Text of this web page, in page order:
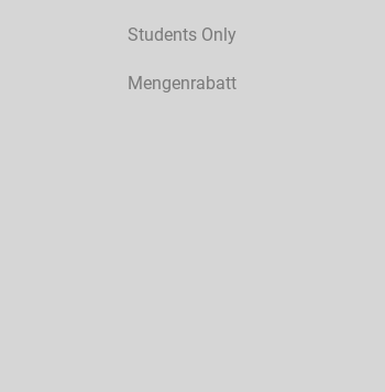
Students Only
Mengenrabatt